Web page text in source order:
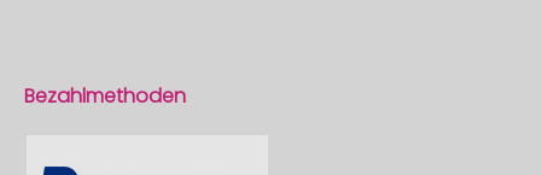
Bezahlmethoden